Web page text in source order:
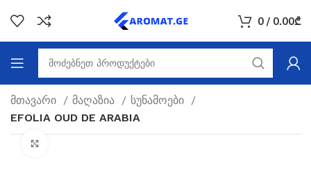
0 / 0.00₾
მთავარი მაღაზია
სუნამოები
EFOLIA OUD DE ARABIA